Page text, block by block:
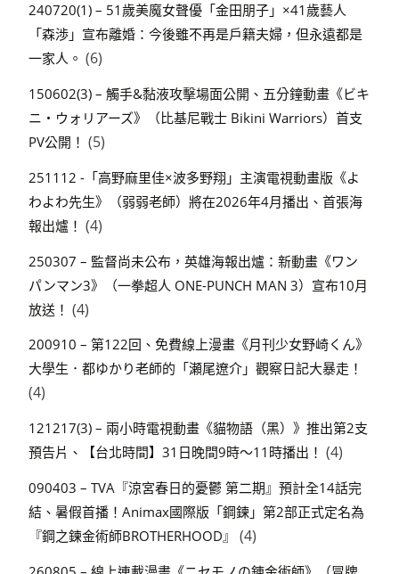
240720(1) – 51歲美魔女聲優「金田朋子」×41歲藝人
「森渉」宣布離婚：今後雖不再是戶籍夫婦，但永遠都是
一家人。 (6)
150602(3) – 觸手&黏液攻擊場面公開、五分鐘動畫《ビキ
ニ・ウォリアーズ》（比基尼戰士 Bikini Warriors）首支
PV公開！ (5)
251112 -「高野麻里佳×波多野翔」主演電視動畫版《よ
わよわ先生》（弱弱老師）將在2026年4月播出、首張海
報出爐！ (4)
250307 – 監督尚未公布，英雄海報出爐：新動畫《ワン
パンマン3》（一拳超人 ONE-PUNCH MAN 3）宣布10月
放送！ (4)
200910 – 第122回、免費線上漫畫《月刊少女野崎くん》
大學生．都ゆかり老師的「瀬尾遼介」觀察日記大暴走！
(4)
121217(3) – 兩小時電視動畫《貓物語（黑）》推出第2支
預告片、【台北時間】31日晚間9時～11時播出！ (4)
090403 – TVA『涼宮春日的憂鬱 第二期』預計全14話完
結、暑假首播！Animax國際版「鋼鍊」第2部正式定名為
『鋼之鍊金術師BROTHERHOOD』
(4)